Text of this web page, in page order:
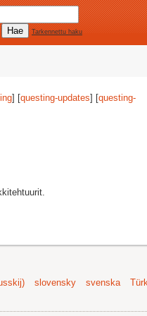
Tarkennettu haku
] [questing-updates] [questing-
slovensky svenska